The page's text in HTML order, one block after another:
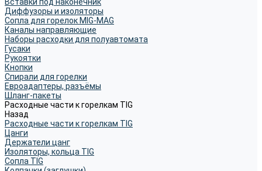
Диффузоры и изоляторы
Сопла для горелок MIG-MAG
Каналы направляющие
Наборы расходки для полуавтомата
Гусаки
Рукоятки
Кнопки
Спирали для горелки
Евроадаптеры, разъёмы
Шланг-пакеты
Расходные части к горелкам TIG
Назад
Расходные части к горелкам TIG
Цанги
Держатели цанг
Изоляторы, кольца TIG
Сопла TIG